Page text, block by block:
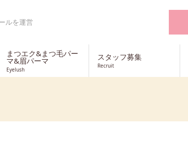
ルを運営
まつエク&まつ毛パー
マ&眉パーマ
Eyelush
スタッフ募集
Recruit